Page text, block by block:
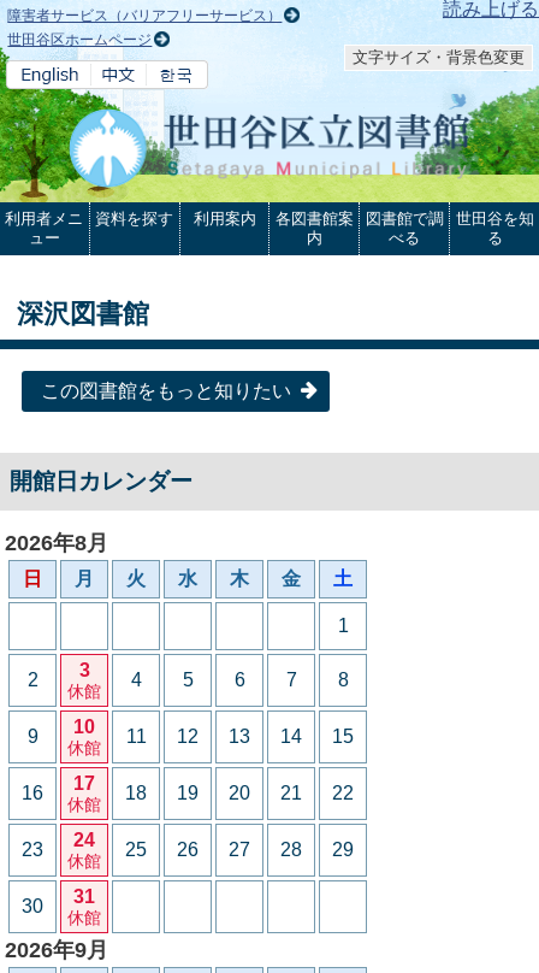
本文へ 読み上げる
障害者サービス（バリアフリーサービス）
世田谷区ホームページ
文字サイズ・背景色変更
利用者メニ
ュー
資料を探す 利用案内
各図書館案
内
図書館で調
べる
世田谷を知
る
深沢図書館
この図書館をもっと知りたい
開館日カレンダー
2026年8月
日 月 火 水 木 金 土
1
2 3
休館
4 5 6 7 8
9 10
休館
11 12 13 14 15
16 17
休館
18 19 20 21 22
23 24
休館
25 26 27 28 29
30 31
休館
2026年9月